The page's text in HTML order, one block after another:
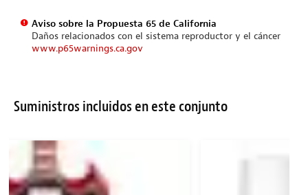
Aviso sobre la Propuesta 65 de California
Daños relacionados con el sistema reproductor y el cáncer
www.p65warnings.ca.gov
Suministros incluidos en este conjunto